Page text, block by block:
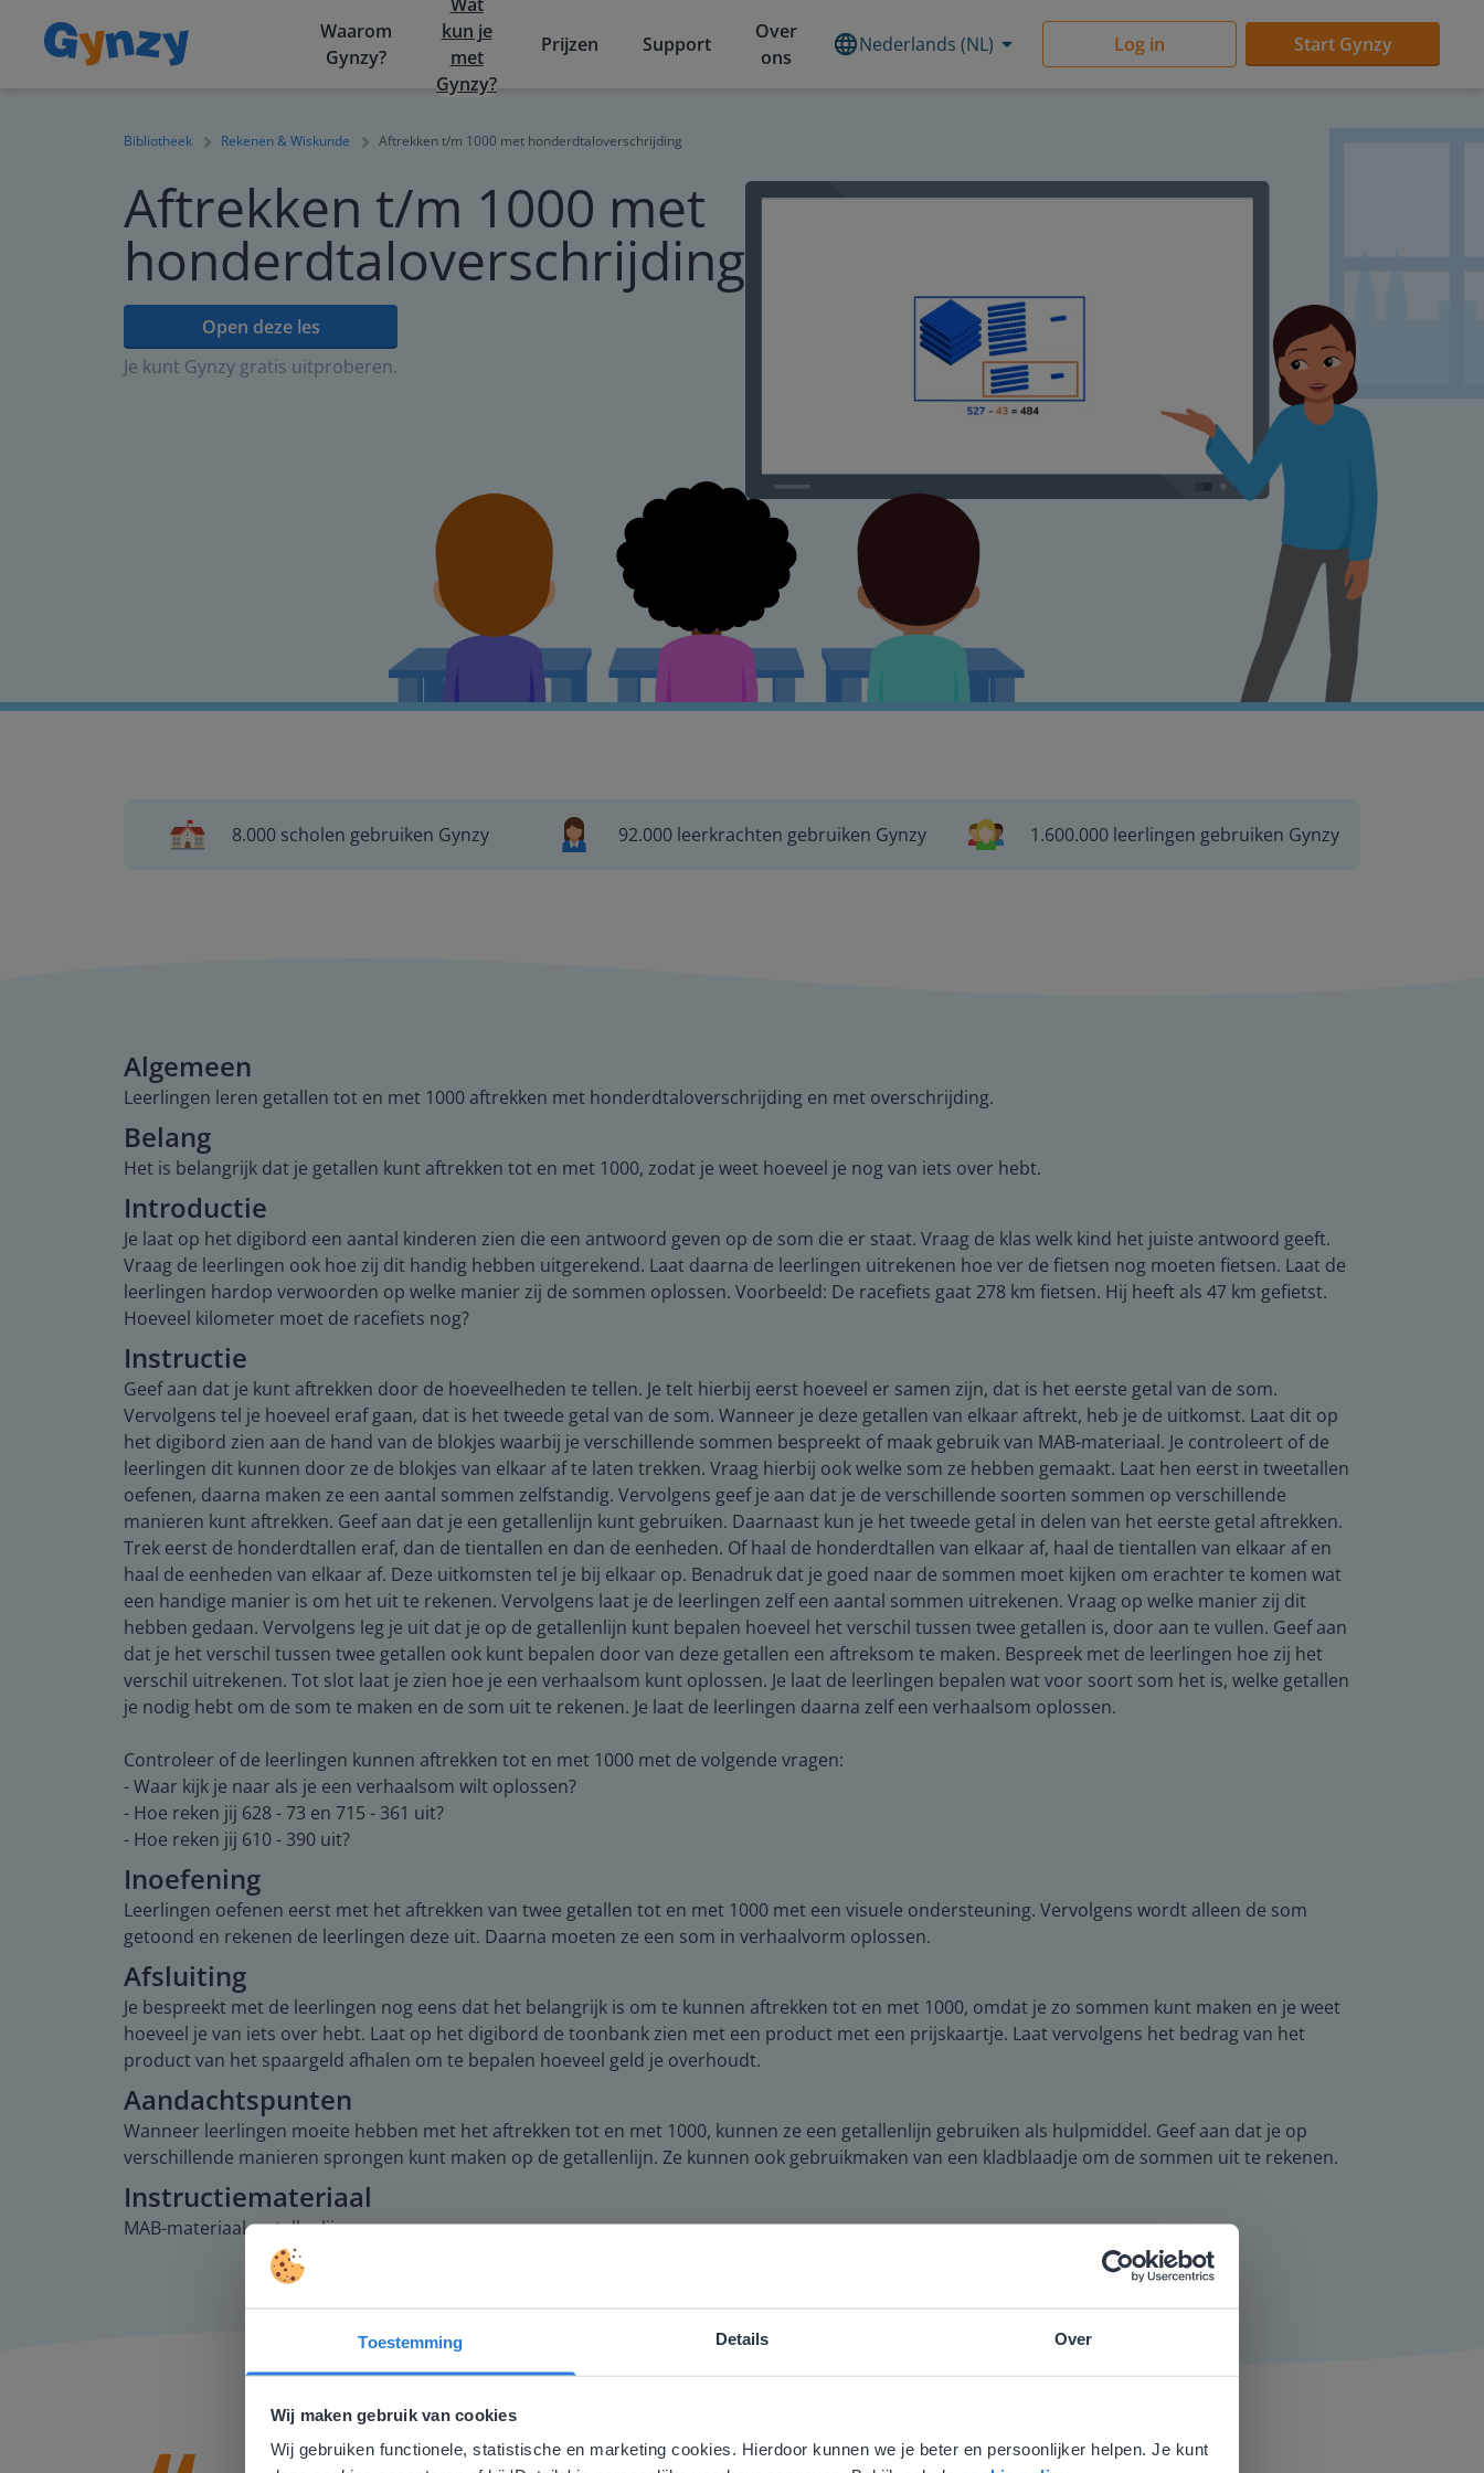
Toestemming Details Over
Wij maken gebruik van cookies
Wij gebruiken functionele, statistische en marketing cookies. Hierdoor kunnen we je beter en persoonlijker helpen. Je kunt
Waarom
Gynzy?
kun je
met
Gynzy?
Prijzen Support
Over
ons
Nederlands (NL) Log in Start Gynzy
Bibliotheek Rekenen & Wiskunde Aftrekken t/m 1000 met honderdtaloverschrijding
Aftrekken t/m 1000 met
honderdtaloverschrijding
Open deze les
Je kunt Gynzy gratis uitproberen.
8.000 scholen gebruiken Gynzy 92.000 leerkrachten gebruiken Gynzy 1.600.000 leerlingen gebruiken Gynzy
Algemeen
Leerlingen leren getallen tot en met 1000 aftrekken met honderdtaloverschrijding en met overschrijding.
Belang
Het is belangrijk dat je getallen kunt aftrekken tot en met 1000, zodat je weet hoeveel je nog van iets over hebt.
Introductie
Je laat op het digibord een aantal kinderen zien die een antwoord geven op de som die er staat. Vraag de klas welk kind het juiste antwoord geeft.
Vraag de leerlingen ook hoe zij dit handig hebben uitgerekend. Laat daarna de leerlingen uitrekenen hoe ver de fietsen nog moeten fietsen. Laat de
leerlingen hardop verwoorden op welke manier zij de sommen oplossen. Voorbeeld: De racefiets gaat 278 km fietsen. Hij heeft als 47 km gefietst.
Hoeveel kilometer moet de racefiets nog?
Instructie
Geef aan dat je kunt aftrekken door de hoeveelheden te tellen. Je telt hierbij eerst hoeveel er samen zijn, dat is het eerste getal van de som.
Vervolgens tel je hoeveel eraf gaan, dat is het tweede getal van de som. Wanneer je deze getallen van elkaar aftrekt, heb je de uitkomst. Laat dit op
het digibord zien aan de hand van de blokjes waarbij je verschillende sommen bespreekt of maak gebruik van MAB-materiaal. Je controleert of de
leerlingen dit kunnen door ze de blokjes van elkaar af te laten trekken. Vraag hierbij ook welke som ze hebben gemaakt. Laat hen eerst in tweetallen
oefenen, daarna maken ze een aantal sommen zelfstandig. Vervolgens geef je aan dat je de verschillende soorten sommen op verschillende
manieren kunt aftrekken. Geef aan dat je een getallenlijn kunt gebruiken. Daarnaast kun je het tweede getal in delen van het eerste getal aftrekken.
Trek eerst de honderdtallen eraf, dan de tientallen en dan de eenheden. Of haal de honderdtallen van elkaar af, haal de tientallen van elkaar af en
haal de eenheden van elkaar af. Deze uitkomsten tel je bij elkaar op. Benadruk dat je goed naar de sommen moet kijken om erachter te komen wat
een handige manier is om het uit te rekenen. Vervolgens laat je de leerlingen zelf een aantal sommen uitrekenen. Vraag op welke manier zij dit
hebben gedaan. Vervolgens leg je uit dat je op de getallenlijn kunt bepalen hoeveel het verschil tussen twee getallen is, door aan te vullen. Geef aan
dat je het verschil tussen twee getallen ook kunt bepalen door van deze getallen een aftreksom te maken. Bespreek met de leerlingen hoe zij het
verschil uitrekenen. Tot slot laat je zien hoe je een verhaalsom kunt oplossen. Je laat de leerlingen bepalen wat voor soort som het is, welke getallen
je nodig hebt om de som te maken en de som uit te rekenen. Je laat de leerlingen daarna zelf een verhaalsom oplossen.
Controleer of de leerlingen kunnen aftrekken tot en met 1000 met de volgende vragen:
- Waar kijk je naar als je een verhaalsom wilt oplossen?
- Hoe reken jij 628 - 73 en 715 - 361 uit?
- Hoe reken jij 610 - 390 uit?
Inoefening
Leerlingen oefenen eerst met het aftrekken van twee getallen tot en met 1000 met een visuele ondersteuning. Vervolgens wordt alleen de som
getoond en rekenen de leerlingen deze uit. Daarna moeten ze een som in verhaalvorm oplossen.
Afsluiting
Je bespreekt met de leerlingen nog eens dat het belangrijk is om te kunnen aftrekken tot en met 1000, omdat je zo sommen kunt maken en je weet
hoeveel je van iets over hebt. Laat op het digibord de toonbank zien met een product met een prijskaartje. Laat vervolgens het bedrag van het
product van het spaargeld afhalen om te bepalen hoeveel geld je overhoudt.
Aandachtspunten
Wanneer leerlingen moeite hebben met het aftrekken tot en met 1000, kunnen ze een getallenlijn gebruiken als hulpmiddel. Geef aan dat je op
verschillende manieren sprongen kunt maken op de getallenlijn. Ze kunnen ook gebruikmaken van een kladblaadje om de sommen uit te rekenen.
Instructiemateriaal
MAB-materiaal, getallenlijn.
Deze website komt niet overeen met je locatie
Gezien je locatie, denken we dat je misschien liever naar de website voor